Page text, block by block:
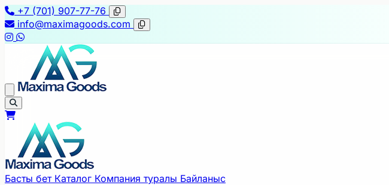
+7 (701) 907-77-76
info@maximagoods.com
Басты бет Каталог Компания туралы Байланыс